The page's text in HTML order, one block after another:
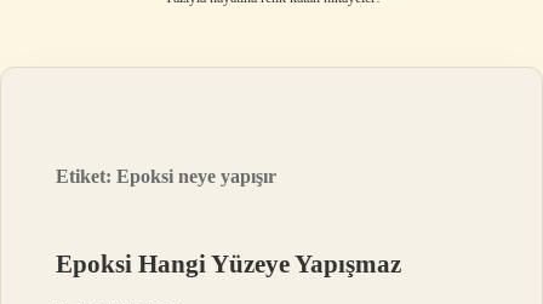
Etiket:Epoksi neye yapışır
Epoksi Hangi Yüzeye Yapışmaz